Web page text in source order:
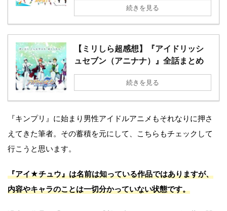
続きを見る
【ミリしら超感想】『アイドリッシ
ュセブン（アニナナ）』全話まとめ
続きを見る
『キンプリ』に始まり男性アイドルアニメもそれなりに押さ
えてきた筆者。その蓄積を元にして、こちらもチェックして
行こうと思います。
『アイ★チュウ』は名前は知っている作品ではありますが、
内容やキャラのことは一切分かっていない状態です。